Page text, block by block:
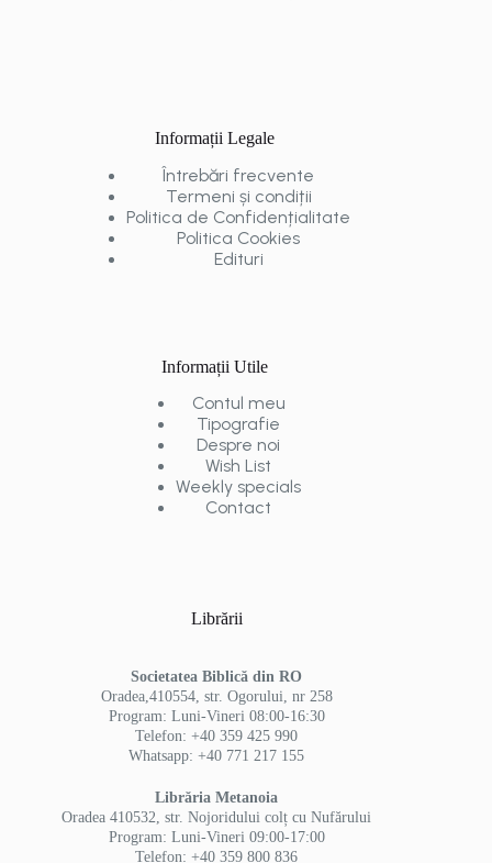
Informații Legale
Întrebări frecvente
Termeni și condiții
Politica de Confidențialitate
Politica Cookies
Edituri
Informații Utile
Contul meu
Tipografie
Despre noi
Wish List
Weekly specials
Contact
Librării
Societatea Biblică din RO
Oradea,410554, str. Ogorului, nr 258
Program: Luni-Vineri 08:00-16:30
Telefon: +40 359 425 990
Whatsapp: +40 771 217 155
Librăria Metanoia
Oradea 410532, str. Nojoridului colț cu Nufărului
Program: Luni-Vineri 09:00-17:00
Telefon: +40 359 800 836